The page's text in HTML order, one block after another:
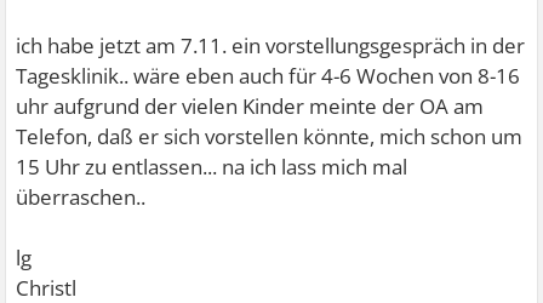
ich habe jetzt am 7.11. ein vorstellungsgespräch in der
Tagesklinik.. wäre eben auch für 4-6 Wochen von 8-16
uhr aufgrund der vielen Kinder meinte der OA am
Telefon, daß er sich vorstellen könnte, mich schon um
15 Uhr zu entlassen... na ich lass mich mal
überraschen..
lg
Christl